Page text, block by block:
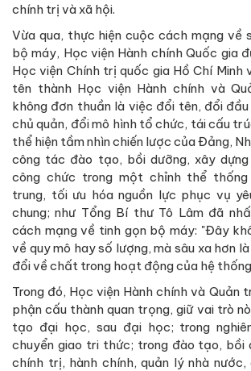
chính trị và xã hội.
Vừa qua, thực hiện cuộc cách mạng về
bộ máy, Học viện Hành chính Quốc gia
Học viện Chính trị quốc gia Hồ Chí Minh
tên thành Học viện Hành chính và
không đơn thuần là việc đổi tên, đổi
chủ quản, đổi mô hình tổ chức, tái cấu
thể hiện tầm nhìn chiến lược của Đảng,
công tác đào tạo, bồi dưỡng, xây
công chức trong một chỉnh thể
trung, tối ưu hóa nguồn lực phục vụ
chung; như Tổng Bí thư Tô Lâm đã
cách mạng về tinh gọn bộ máy: "Đây
về quy mô hay số lượng, mà sâu xa hơn
đổi về chất trong hoạt động của hệ
Trong đó, Học viện Hành chính và Quản
phận cấu thành quan trọng, giữ vai trò
tạo đại học, sau đại học; trong
chuyển giao tri thức; trong đào tạo, bồi
chính trị, hành chính, quản lý nhà